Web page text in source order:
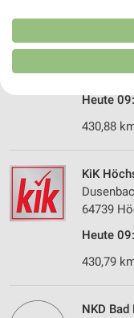
Takko
64739
Heute
430,88
KiK
64739
Heute
430,79
NKD Bad
Kombinationen von Daten
Verbesserung der
von Inhalten.
Daten können außerhalb
USA gesendet werden.
Website/App.
Partnerliste anzeigen
Speichern von oder
auf einem Endgerät
Verwendung